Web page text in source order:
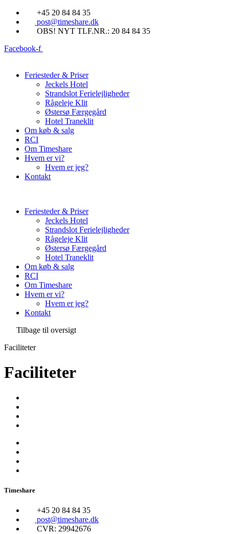
Videre
indhold
+45 20 84 84 35
post@timeshare.dk
OBS! NYT TLF.NR.: 20 84 84 35
Facebook-f
Feriesteder & Priser
Jeckels Hotel
Strandslot Ferielejligheder
Rågeleje Klit
Østersø Færgegård
Hotel Traneklit
Om køb & salg
RCI
Om Timeshare
Hvem er vi?
Hvem er jeg?
Kontakt
Feriesteder & Priser
Jeckels Hotel
Strandslot Ferielejligheder
Rågeleje Klit
Østersø Færgegård
Hotel Traneklit
Om køb & salg
RCI
Om Timeshare
Hvem er vi?
Hvem er jeg?
Kontakt
Tilbage til oversigt
Faciliteter
Faciliteter
Timeshare
+45 20 84 84 35
post@timeshare.dk
CVR: 29942676